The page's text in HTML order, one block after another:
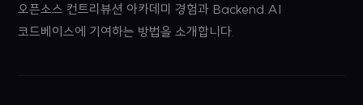
오픈소스 컨트리뷰션 아카데미 경험과 Backend.AI
코드베이스에 기여하는 방법을 소개합니다.